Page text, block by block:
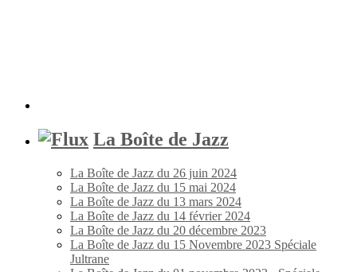
La Boîte de Jazz
La Boîte de Jazz du 26 juin 2024
La Boîte de Jazz du 15 mai 2024
La Boîte de Jazz du 13 mars 2024
La Boîte de Jazz du 14 février 2024
La Boîte de Jazz du 20 décembre 2023
La Boîte de Jazz du 15 Novembre 2023 Spéciale
Jultrane